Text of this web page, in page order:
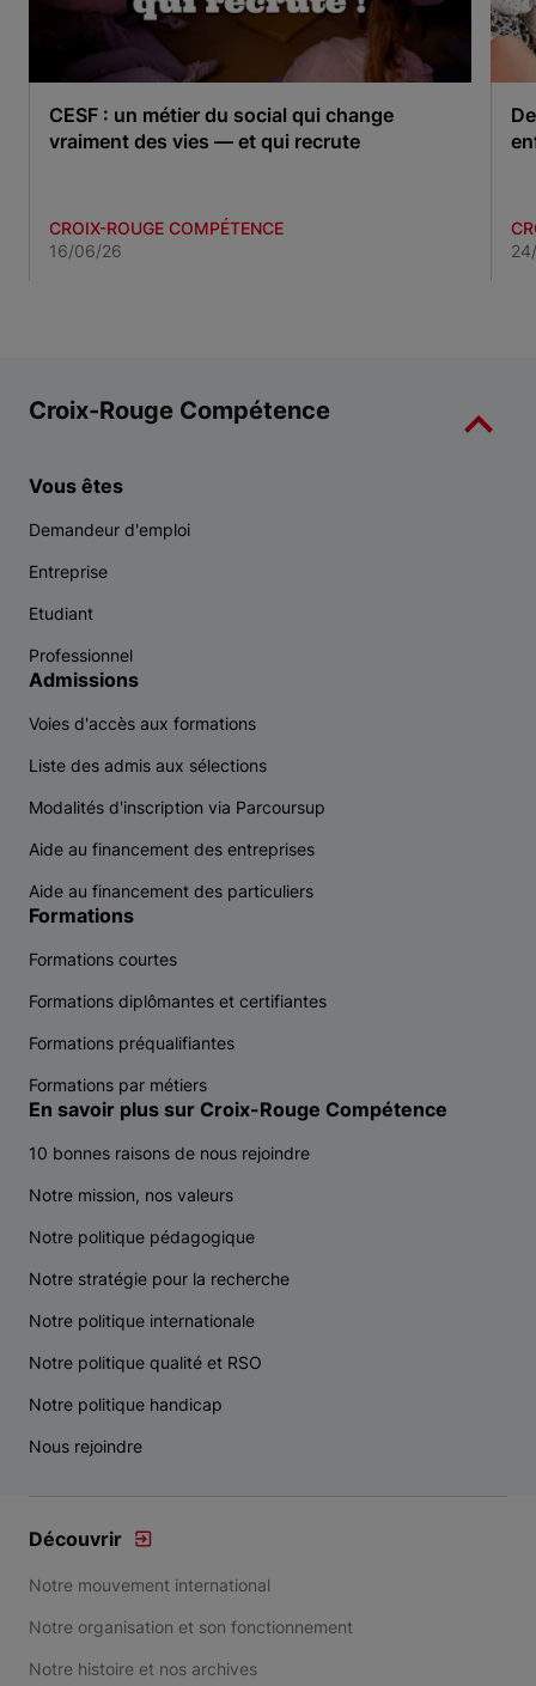
CESF : un métier du social qui change
vraiment des vies — et qui recrute
CROIX-ROUGE COMPÉTENCE
16/06/26
Croix-Rouge Compétence
Vous êtes
Demandeur d'emploi
Entreprise
Etudiant
Professionnel
Admissions
Voies d'accès aux formations
Liste des admis aux sélections
Modalités d'inscription via Parcoursup
Aide au financement des entreprises
Aide au financement des particuliers
Formations
Formations courtes
Formations diplômantes et certifiantes
Formations préqualifiantes
Formations par métiers
En savoir plus sur Croix-Rouge Compétence
10 bonnes raisons de nous rejoindre
Notre mission, nos valeurs
Notre politique pédagogique
Notre stratégie pour la recherche
Notre politique internationale
Notre politique qualité et RSO
Notre politique handicap
Nous rejoindre
Découvrir
Notre mouvement international
Notre organisation et son fonctionnement
Notre histoire et nos archives